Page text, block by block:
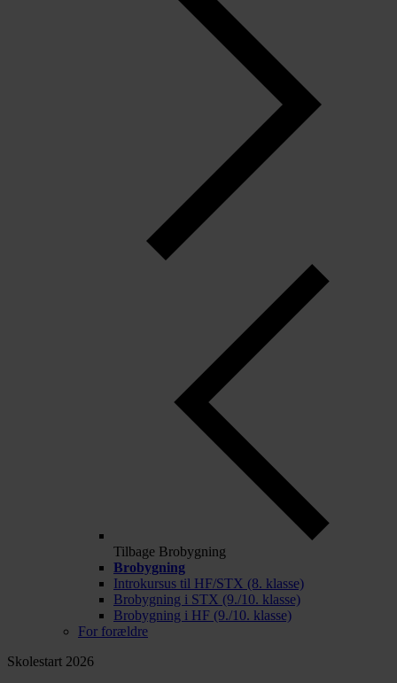
Tilbage Brobygning
Brobygning
Introkursus til HF/STX (8. klasse)
Brobygning i STX (9./10. klasse)
Brobygning i HF (9./10. klasse)
For forældre
Skolestart 2026